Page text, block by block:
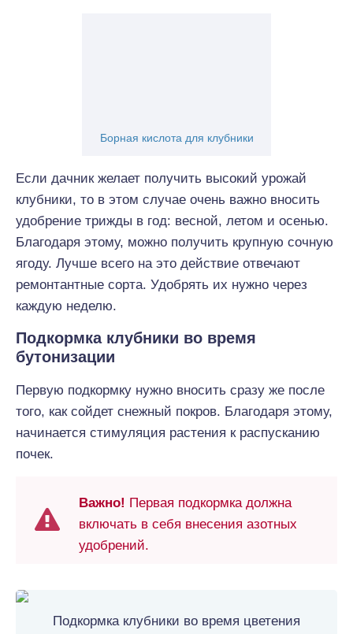
Борная кислота для клубники
Если дачник желает получить высокий урожай
клубники, то в этом случае очень важно вносить
удобрение трижды в год: весной, летом и осенью.
Благодаря этому, можно получить крупную сочную
ягоду. Лучше всего на это действие отвечают
ремонтантные сорта. Удобрять их нужно через
каждую неделю.
Подкормка клубники во время
бутонизации
Первую подкормку нужно вносить сразу же после
того, как сойдет снежный покров. Благодаря этому,
начинается стимуляция растения к распусканию
почек.
Важно! Первая подкормка должна
включать в себя внесения азотных
удобрений.
Подкормка клубники во время цветения